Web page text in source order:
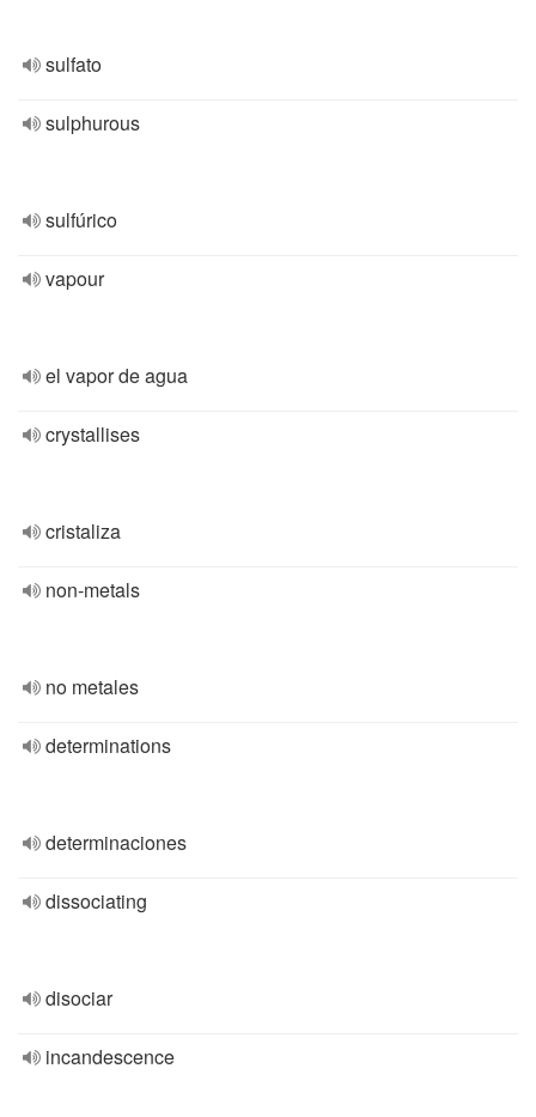
sulfato
sulphurous
sulfúrico
vapour
el vapor de agua
crystallises
cristaliza
non-metals
no metales
determinations
determinaciones
dissociating
disociar
incandescence